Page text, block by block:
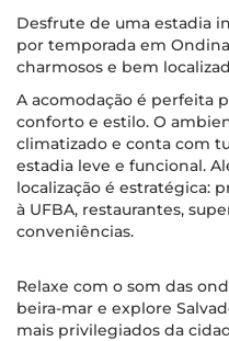
Desfrute de uma estadia
por temporada em
charmosos e bem
A acomodação é perfeita
conforto e estilo. O
climatizado e conta com
estadia leve e funcional.
localização é estratégica:
à UFBA, restaurantes,
conveniências.
Relaxe com o som das
beira-mar e explore
mais privilegiados da